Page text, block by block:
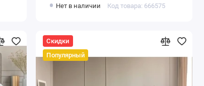
Love&Live
Нет в наличии Код товара: 666575
Скидки
Популярный